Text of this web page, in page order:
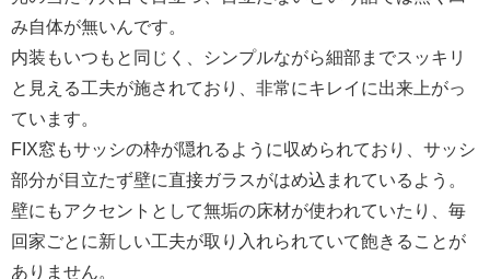
み自体が無いんです。
内装もいつもと同じく、シンプルながら細部までスッキリ
と見える工夫が施されており、非常にキレイに出来上がっ
ています。
FIX窓もサッシの枠が隠れるように収められており、サッシ
部分が目立たず壁に直接ガラスがはめ込まれているよう。
壁にもアクセントとして無垢の床材が使われていたり、毎
回家ごとに新しい工夫が取り入れられていて飽きることが
ありません。